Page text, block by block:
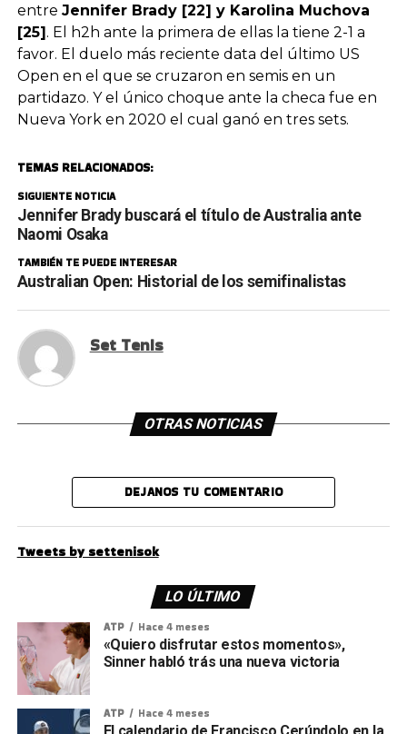
entre Jennifer Brady [22] y Karolina Muchova
[25]. El h2h ante la primera de ellas la tiene 2-1 a
favor. El duelo más reciente data del último US
Open en el que se cruzaron en semis en un
partidazo. Y el único choque ante la checa fue en
Nueva York en 2020 el cual ganó en tres sets.
TEMAS RELACIONADOS:
SIGUIENTE NOTICIA
Jennifer Brady buscará el título de Australia ante
Naomi Osaka
TAMBIÉN TE PUEDE INTERESAR
Australian Open: Historial de los semifinalistas
Set Tenis
OTRAS NOTICIAS
DEJANOS TU COMENTARIO
Tweets by settenisok
LO ÚLTIMO
ATP Hace 4 meses
«Quiero disfrutar estos momentos»,
Sinner habló trás una nueva victoria
ATP Hace 4 meses